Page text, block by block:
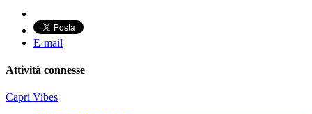
E-mail
Attività connesse
Capri Vibes